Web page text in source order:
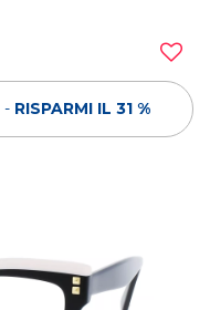
- RISPARMI IL 31 %